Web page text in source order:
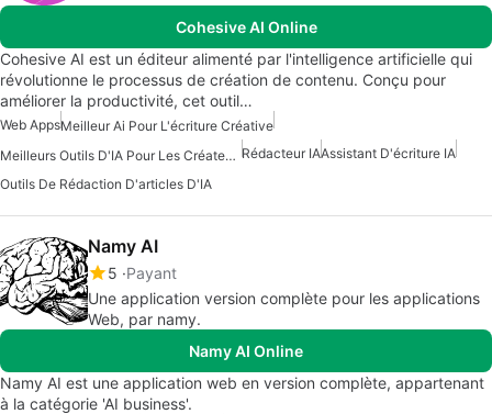
Cohesive AI Online
Cohesive AI est un éditeur alimenté par l'intelligence artificielle qui
révolutionne le processus de création de contenu. Conçu pour
améliorer la productivité, cet outil…
Web AppsMeilleur Ai Pour L'écriture Créative
Meilleurs Outils D'IA Pour Les Créateurs De Contenu Rédacteur IAAssistant D'écriture IA
Outils De Rédaction D'articles D'IA
Namy AI
5 Payant
Une application version complète pour les applications
Web, par namy.
Namy AI Online
Namy AI est une application web en version complète, appartenant
à la catégorie 'AI business'.